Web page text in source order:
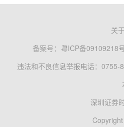
关
备案号： 粤ICP备09109218
违法和不良信息举报电话：0755-
深圳证券